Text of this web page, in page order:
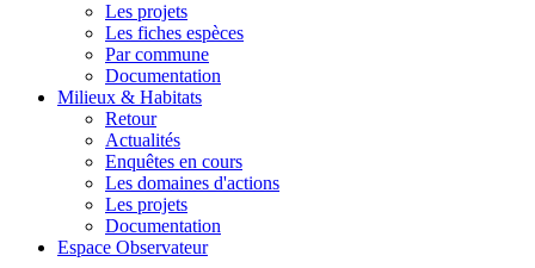
Les projets
Les fiches espèces
Par commune
Documentation
Milieux & Habitats
Retour
Actualités
Enquêtes en cours
Les domaines d'actions
Les projets
Documentation
Espace Observateur